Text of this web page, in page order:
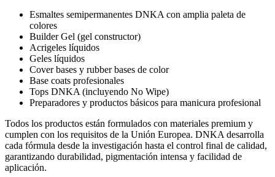
Esmaltes semipermanentes DNKA con amplia paleta de
colores
Builder Gel (gel constructor)
Acrigeles líquidos
Geles líquidos
Cover bases y rubber bases de color
Base coats profesionales
Tops DNKA (incluyendo No Wipe)
Preparadores y productos básicos para manicura profesional
Todos los productos están formulados con materiales premium y
cumplen con los requisitos de la Unión Europea. DNKA desarrolla
cada fórmula desde la investigación hasta el control final de calidad,
garantizando durabilidad, pigmentación intensa y facilidad de
aplicación.